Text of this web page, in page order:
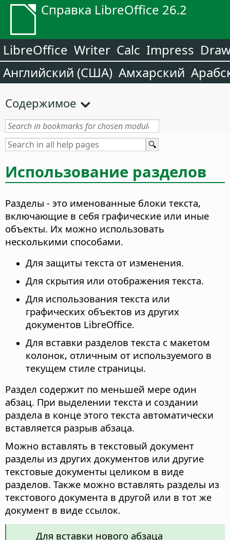
Справка LibreOffice 26.2
LibreOffice Writer Calc Impress
Английский (США) Амхарский
Содержимое
Использование разделов
Разделы - это именованные блоки текста,
включающие в себя графические или иные
объекты. Их можно использовать
несколькими способами.
Для защиты текста от изменения.
Для скрытия или отображения текста.
Для использования текста или
графических объектов из других
документов LibreOffice.
Для вставки разделов текста с макетом
колонок, отличным от используемого в
текущем стиле страницы.
Раздел содержит по меньшей мере один
абзац. При выделении текста и создании
раздела в конце этого текста автоматически
вставляется разрыв абзаца.
Можно вставлять в текстовый документ
разделы из других документов или другие
текстовые документы целиком в виде
разделов. Также можно вставлять разделы из
текстового документа в другой или в тот же
документ в виде ссылок.
Для вставки нового абзаца